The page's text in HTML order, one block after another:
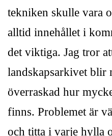
tekniken skulle vara
alltid innehållet i
det viktiga. Jag tror
landskapsarkivet blir
överraskad hur
finns. Problemet är
och titta i varje hylla